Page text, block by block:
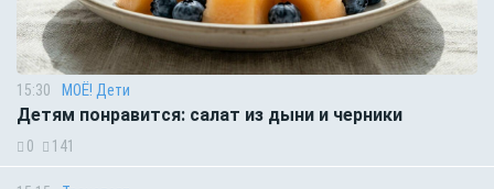
15:30 МОЁ! Дети
Детям понравится: салат из дыни и черники
0 141